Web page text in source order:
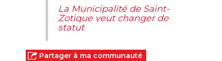
La Municipalité de Saint-
Zotique veut changer de
statut
Partager à ma communauté